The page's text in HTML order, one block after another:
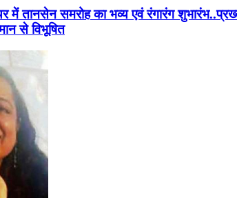
में तानसेन समरोह का भव्य एवं रंगारंग
से विभूषित